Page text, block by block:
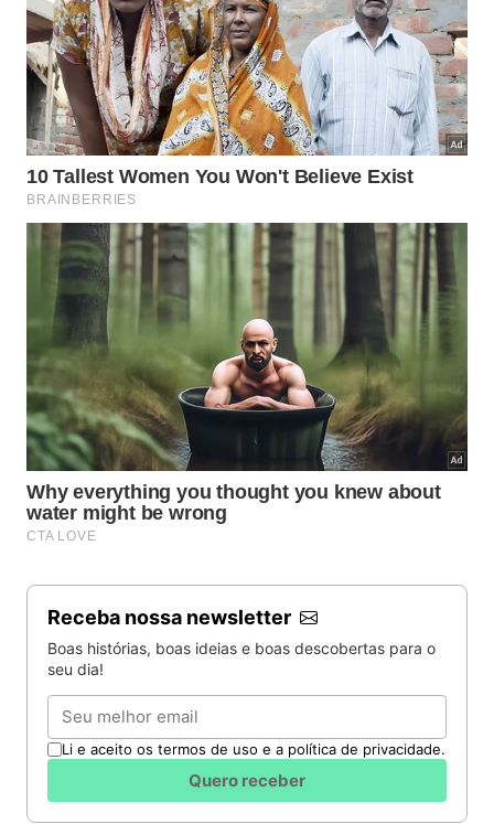
Receba nossa newsletter
Boas histórias, boas ideias e boas descobertas para o
seu dia!
Email
Li e aceito os termos de uso e a política de privacidade.
Quero receber